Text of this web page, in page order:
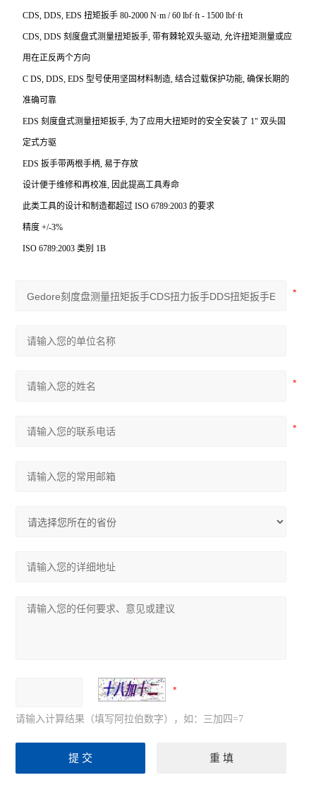
CDS, DDS, EDS扭矩扳手 80-2000 N·m / 60 lbf·ft - 1500 lbf·ft
CDS, DDS刻度盘式测量扭矩扳手, 带有棘轮双头驱动, 允许扭矩测量或应
用在正反两个方向
C DS, DDS, EDS型号使用坚固材料制造, 结合过载保护功能, 确保长期的
准确可靠
EDS刻度盘式测量扭矩扳手, 为了应用大扭矩时的安全安装了 1" 双头固
定式方驱
EDS扳手带两根手柄, 易于存放
设计便于维修和再校准, 因此提高工具寿命
此类工具的设计和制造都超过 ISO 6789:2003 的要求
精度 +/-3%
ISO 6789:2003类别 1B
请输入计算结果（填写阿拉伯数字），如：三加四=7